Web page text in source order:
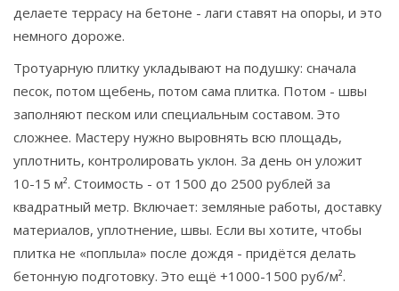
делаете террасу на бетоне - лаги ставят на опоры, и это
немного дороже.
Тротуарную плитку укладывают на подушку: сначала
песок, потом щебень, потом сама плитка. Потом - швы
заполняют песком или специальным составом. Это
сложнее. Мастеру нужно выровнять всю площадь,
уплотнить, контролировать уклон. За день он уложит
10-15 м². Стоимость - от 1500 до 2500 рублей за
квадратный метр. Включает: земляные работы, доставку
материалов, уплотнение, швы. Если вы хотите, чтобы
плитка не «поплыла» после дождя - придётся делать
бетонную подготовку. Это ещё +1000-1500 руб/м².